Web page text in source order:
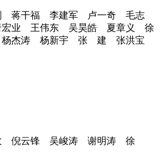
蒋干福 李建军 卢一奇 毛志
业 王伟东 吴昊皓 夏章义 徐
杰涛 杨新宇 张 建 张洪宝
倪云锋 吴峻涛 谢明涛 徐